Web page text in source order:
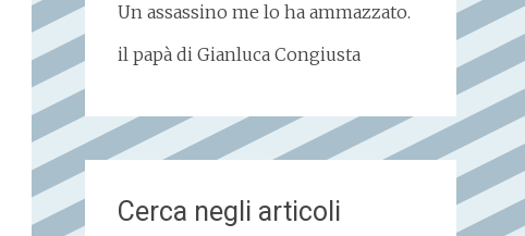
Un assassino me lo ha ammazzato.
il papà di Gianluca Congiusta
Cerca negli articoli